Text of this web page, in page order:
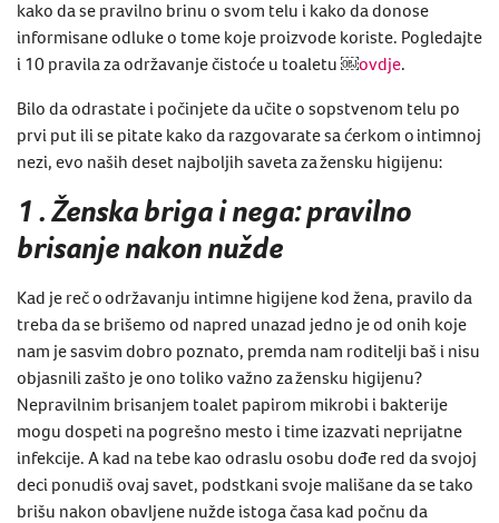
kako da se pravilno brinu o svom telu i kako da donose
informisane odluke o tome koje proizvode koriste. Pogledajte
i 10 pravila za održavanje čistoće u toaletu ​￼​ovdje.
Bilo da odrastate i počinjete da učite o sopstvenom telu po
prvi put ili se pitate kako da razgovarate sa ćerkom o intimnoj
nezi, evo naših deset najboljih saveta zažensku higijenu:
1 . Ženska briga i nega: pravilno
brisanje nakon nužde
Kad je reč oodržavanju intimne higijene kod žena, pravilo da
treba da se brišemo od napred unazad jedno je od onih koje
nam je sasvim dobro poznato, premda nam roditelji baš i nisu
objasnili zašto je ono toliko važno zažensku higijenu?
Nepravilnim brisanjem toalet papirom mikrobi i bakterije
mogu dospeti na pogrešno mesto i time izazvati neprijatne
infekcije. A kad na tebe kao odraslu osobu dođe red da svojoj
deci ponudiš ovaj savet, podstkani svoje mališane da se tako
brišu nakon obavljene nužde istoga časa kad počnu da